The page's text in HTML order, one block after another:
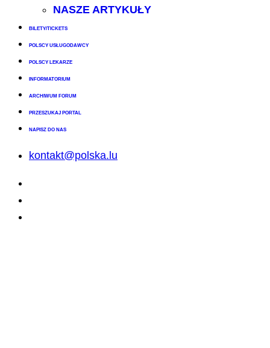
NASZE ARTYKUŁY
BILETY/TICKETS
POLSCY USŁUGODAWCY
POLSCY LEKARZE
INFORMATORIUM
ARCHIWUM FORUM
PRZESZUKAJ PORTAL
NAPISZ DO NAS
kontakt@polska.lu